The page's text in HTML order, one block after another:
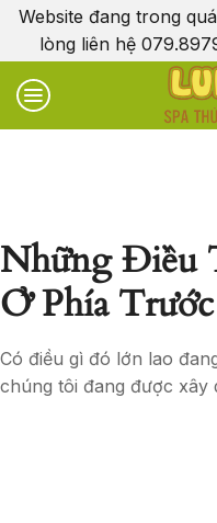
Website đang trong
lòng liên hệ
Những Điều
Ở Phía Trước
Có điều gì đó lớn lao
chúng tôi đang được xây